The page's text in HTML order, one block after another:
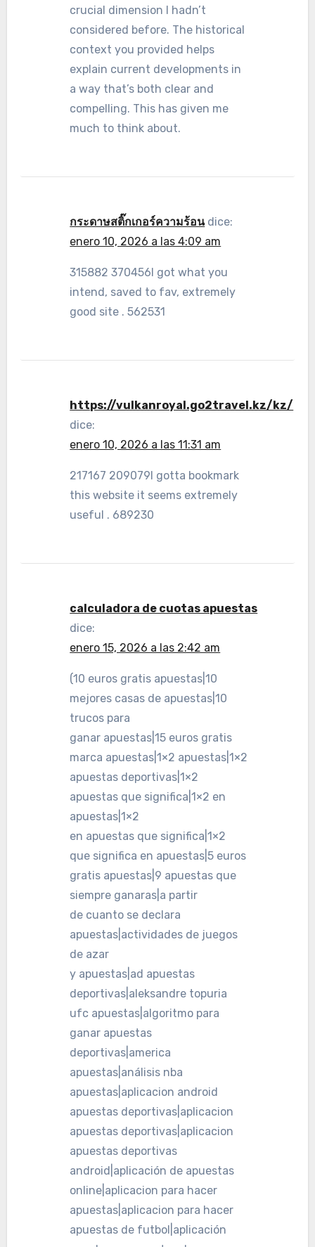
crucial dimension I hadn’t
considered before. The historical
context you provided helps
explain current developments in
a way that’s both clear and
compelling. This has given me
much to think about.
กระดาษสติ๊กเกอร์ความร้อน dice:
enero 10, 2026 a las 4:09 am
315882 370456I got what you
intend, saved to fav, extremely
good site . 562531
https://vulkanroyal.go2travel.kz/kz/
dice:
enero 10, 2026 a las 11:31 am
217167 209079I gotta bookmark
this website it seems extremely
useful . 689230
calculadora de cuotas apuestas
dice:
enero 15, 2026 a las 2:42 am
(10 euros gratis apuestas|10
mejores casas de apuestas|10
trucos para
ganar apuestas|15 euros gratis
marca apuestas|1×2 apuestas|1×2
apuestas deportivas|1×2
apuestas que significa|1×2 en
apuestas|1×2
en apuestas que significa|1×2
que significa en apuestas|5 euros
gratis apuestas|9 apuestas que
siempre ganaras|a partir
de cuanto se declara
apuestas|actividades de juegos
de azar
y apuestas|ad apuestas
deportivas|aleksandre topuria
ufc apuestas|algoritmo para
ganar apuestas
deportivas|america
apuestas|análisis nba
apuestas|aplicacion android
apuestas deportivas|aplicacion
apuestas deportivas|aplicacion
apuestas deportivas
android|aplicación de apuestas
online|aplicacion para hacer
apuestas|aplicacion para hacer
apuestas de futbol|aplicación